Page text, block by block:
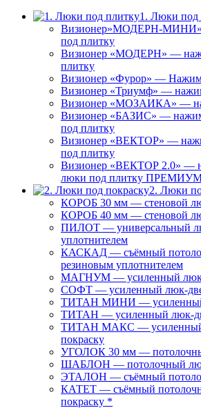
1. Люки под
Визионер»МОДЕРН-
под плитку
Визионер «МОДЕРН» —
плитку
Визионер «Фурор» —
Визионер «Триумф» —
Визионер «МОЗАИКА» —
Визионер «БАЗИС» —
под плитку
Визионер «ВЕКТОР» —
под плитку
Визионер «ВЕКТОР 2.0» —
люки под плитку ПРЕМИУМ
2. Люки
КОРОБ 30 мм — стеновой
КОРОБ 40 мм — стеновой
ПИЛОТ — универсальный
уплотнителем
КАСКАД — съёмный
резиновым уплотнителем
МАГНУМ — усиленный люк-
СОФТ — усиленный люк-
ТИТАН МИНИ — усиленный
ТИТАН — усиленный люк-
ТИТАН МАКС — усиленный
покраску
УГОЛОК 30 мм —
ШАБЛОН — потолочный
ЭТАЛОН — съёмный
КАТЕТ — съёмный
покраску *